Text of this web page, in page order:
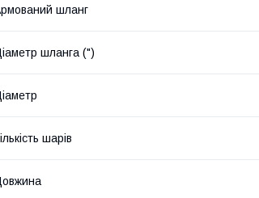
шланг
шланга (")
шарів